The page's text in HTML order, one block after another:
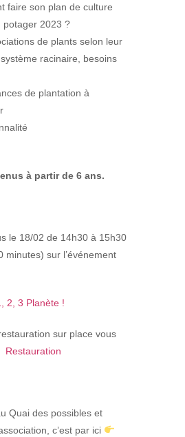
faire son plan de culture
potager 2023 ?
de plants selon leur
racinaire, besoins
de plantation à
à partir de 6 ans.
le 18/02 de 14h30 à 15h30
minutes) sur l’événement
2, 3 Planète !
sur place vous
Restauration
Quai des possibles et
c’est par ici